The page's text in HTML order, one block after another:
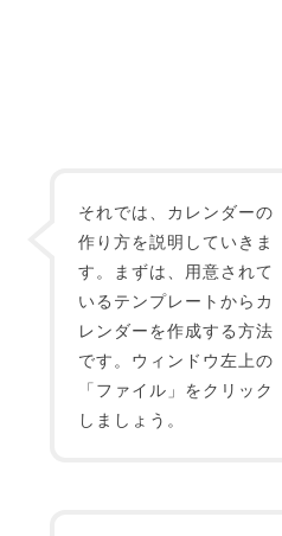
それでは、カレンダーの
作り方を説明していきま
す。まずは、用意されて
いるテンプレートからカ
レンダーを作成する方法
です。ウィンドウ左上の
「ファイル」をクリック
しましょう。